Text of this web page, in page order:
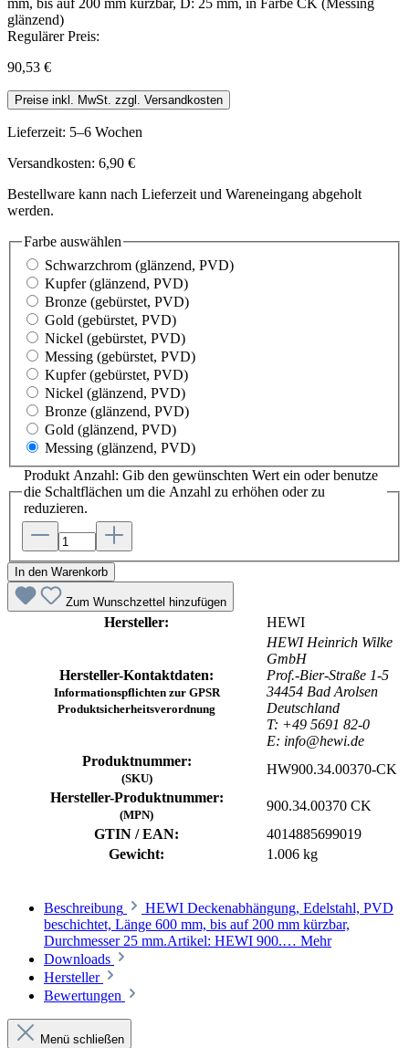
Regulärer Preis:
90,53 €
Preise inkl. MwSt. zzgl. Versandkosten
Lieferzeit: 5–6 Wochen
Versandkosten: 6,90 €
Bestellware kann nach Lieferzeit und Wareneingang abgeholt
werden.
Farbe auswählen
Schwarzchrom (glänzend, PVD)
Kupfer (glänzend, PVD)
Bronze (gebürstet, PVD)
Gold (gebürstet, PVD)
Nickel (gebürstet, PVD)
Messing (gebürstet, PVD)
Kupfer (gebürstet, PVD)
Nickel (glänzend, PVD)
Bronze (glänzend, PVD)
Gold (glänzend, PVD)
Messing (glänzend, PVD)
Produkt Anzahl: Gib den gewünschten Wert ein oder benutze
die Schaltflächen um die Anzahl zu erhöhen oder zu
reduzieren.
In den Warenkorb
Zum Wunschzettel hinzufügen
Hersteller: HEWI
Hersteller-Kontaktdaten:
Informationspflichten zur GPSR
Produktsicherheitsverordnung
HEWI Heinrich Wilke
GmbH
Prof.-Bier-Straße 1-5
34454 Bad Arolsen
Deutschland
T: +49 5691 82-0
E: info@hewi.de
Produktnummer:
(SKU)
HW900.34.00370-CK
Hersteller-Produktnummer:
(MPN)
900.34.00370 CK
GTIN / EAN:
4014885699019
Gewicht:
1.006 kg
Beschreibung
HEWI Deckenabhängung, Edelstahl, PVD
beschichtet, Länge 600 mm, bis auf 200 mm kürzbar,
Durchmesser 25 mm.Artikel: HEWI 900.… Mehr
Downloads
Hersteller
Bewertungen
Menü schließen